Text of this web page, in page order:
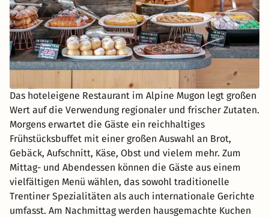
Das hoteleigene Restaurant im Alpine Mugon legt großen
Wert auf die Verwendung regionaler und frischer Zutaten.
Morgens erwartet die Gäste ein reichhaltiges
Frühstücksbuffet mit einer großen Auswahl an Brot,
Gebäck, Aufschnitt, Käse, Obst und vielem mehr. Zum
Mittag- und Abendessen können die Gäste aus einem
vielfältigen Menü wählen, das sowohl traditionelle
Trentiner Spezialitäten als auch internationale Gerichte
umfasst. Am Nachmittag werden hausgemachte Kuchen